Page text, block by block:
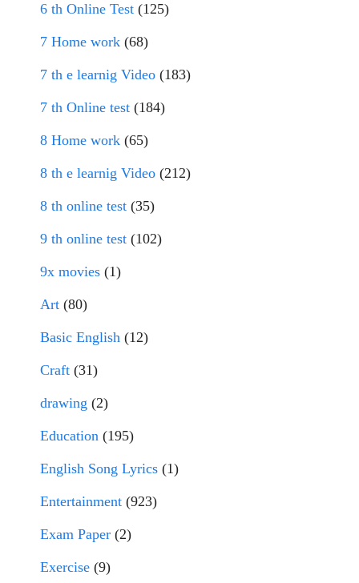
6 th Online Test (125)
7 Home work (68)
7 th e learnig Video (183)
7 th Online test (184)
8 Home work (65)
8 th e learnig Video (212)
8 th online test (35)
9 th online test (102)
9x movies (1)
Art (80)
Basic English (12)
Craft (31)
drawing (2)
Education (195)
English Song Lyrics (1)
Entertainment (923)
Exam Paper (2)
Exercise (9)